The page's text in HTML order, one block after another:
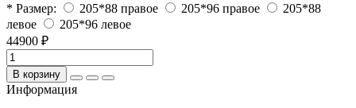
* Размер:
205*88 правое 205*96 правое
205*88
левое
205*96 левое
44900 ₽
В корзину
Информация